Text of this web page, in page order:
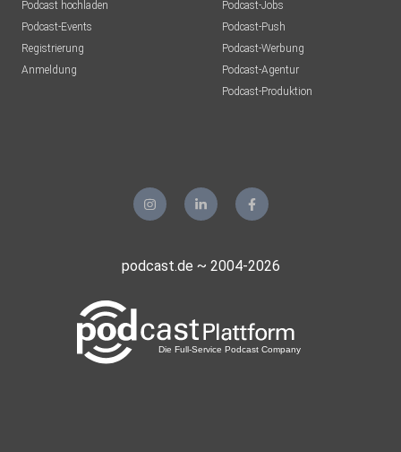
Podcast hochladen
Podcast-Events
Registrierung
Anmeldung
Podcast-Jobs
Podcast-Push
Podcast-Werbung
Podcast-Agentur
Podcast-Produktion
podcast.de ~ 2004-2026